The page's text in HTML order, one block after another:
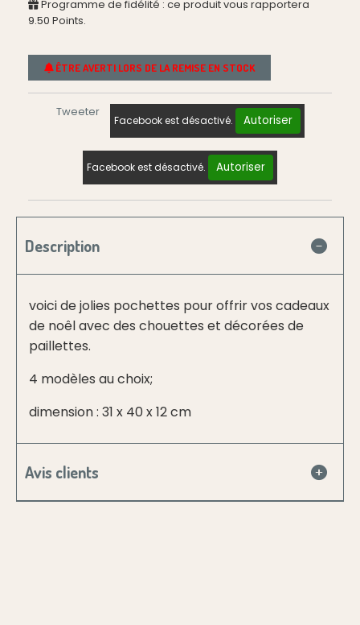
Programme de fidélité : ce produit vous rapportera
9.50 Points.
ÊTRE AVERTI LORS DE LA REMISE EN STOCK
Tweeter
Facebook est désactivé. Autoriser
Facebook est désactivé. Autoriser
Description
voici de jolies pochettes pour offrir vos cadeaux
de noêl avec des chouettes et décorées de
paillettes.
4 modèles au choix;
dimension : 31 x 40 x 12 cm
Avis clients